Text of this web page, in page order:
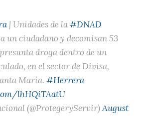
| Unidades de la#DNAD
un ciudadano y decomisan 53
droga dentro de un
en el sector de Divisa,
María. #Herrera
lhHQiTAatU
(@ProtegeryServir)August